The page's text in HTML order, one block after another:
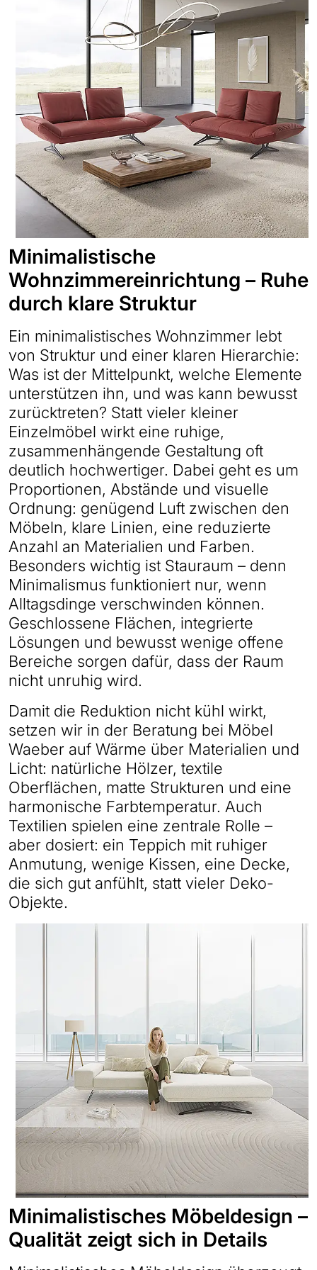
Minimalistische
Wohnzimmereinrichtung – Ruhe
durch klare Struktur
Ein minimalistisches Wohnzimmer lebt
von Struktur und einer klaren Hierarchie:
Was ist der Mittelpunkt, welche Elemente
unterstützen ihn, und was kann bewusst
zurücktreten? Statt vieler kleiner
Einzelmöbel wirkt eine ruhige,
zusammenhängende Gestaltung oft
deutlich hochwertiger. Dabei geht es um
Proportionen, Abstände und visuelle
Ordnung: genügend Luft zwischen den
Möbeln, klare Linien, eine reduzierte
Anzahl an Materialien und Farben.
Besonders wichtig ist Stauraum – denn
Minimalismus funktioniert nur, wenn
Alltagsdinge verschwinden können.
Geschlossene Flächen, integrierte
Lösungen und bewusst wenige offene
Bereiche sorgen dafür, dass der Raum
nicht unruhig wird.
Damit die Reduktion nicht kühl wirkt,
setzen wir in der Beratung bei Möbel
Waeber auf Wärme über Materialien und
Licht: natürliche Hölzer, textile
Oberflächen, matte Strukturen und eine
harmonische Farbtemperatur. Auch
Textilien spielen eine zentrale Rolle –
aber dosiert: ein Teppich mit ruhiger
Anmutung, wenige Kissen, eine Decke,
die sich gut anfühlt, statt vieler Deko-
Objekte.
Minimalistisches Möbeldesign –
Qualität zeigt sich in Details